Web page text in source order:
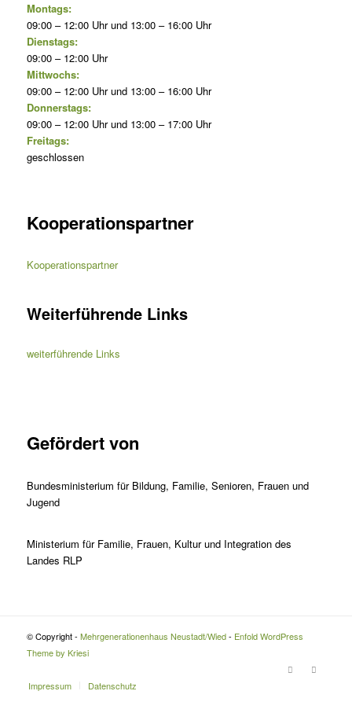
Montags:
09:00 – 12:00 Uhr und 13:00 – 16:00 Uhr
Dienstags:
09:00 – 12:00 Uhr
Mittwochs:
09:00 – 12:00 Uhr und 13:00 – 16:00 Uhr
Donnerstags:
09:00 – 12:00 Uhr und 13:00 – 17:00 Uhr
Freitags:
geschlossen
Kooperationspartner
Kooperationspartner
Weiterführende Links
weiterführende Links
Gefördert von
Bundesministerium für Bildung, Familie, Senioren, Frauen und
Jugend
Ministerium für Familie, Frauen, Kultur und Integration des
Landes RLP
© Copyright - Mehrgenerationenhaus Neustadt/Wied- Enfold WordPress
Theme by Kriesi
Impressum Datenschutz